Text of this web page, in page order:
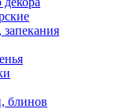
запекания
блинов